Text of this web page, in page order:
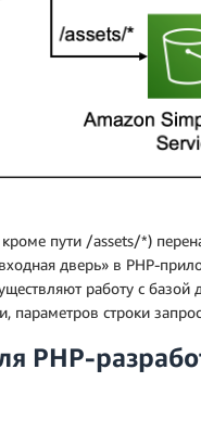
кроме пути /assets/*)
дверь» в PHP-
работу с
строки
PHP-